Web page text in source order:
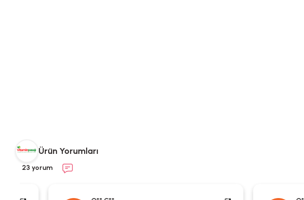
Ürün Yorumları
23 yorum